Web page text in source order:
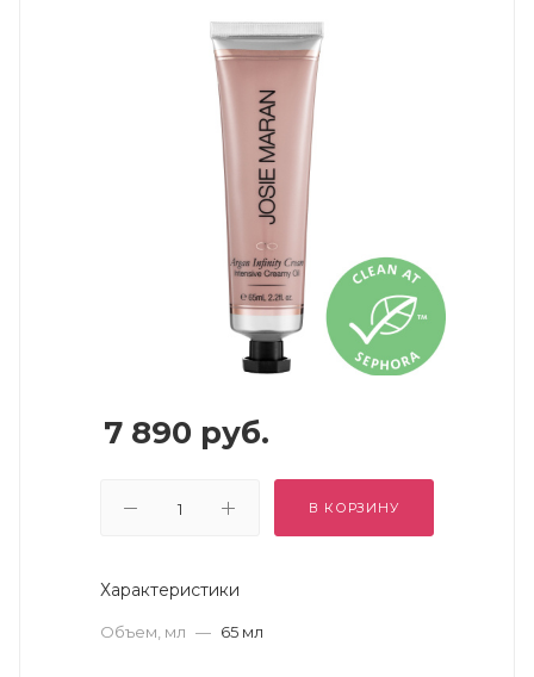
7 890 руб.
В КОРЗИНУ
Характеристики
Объем, мл — 65 мл